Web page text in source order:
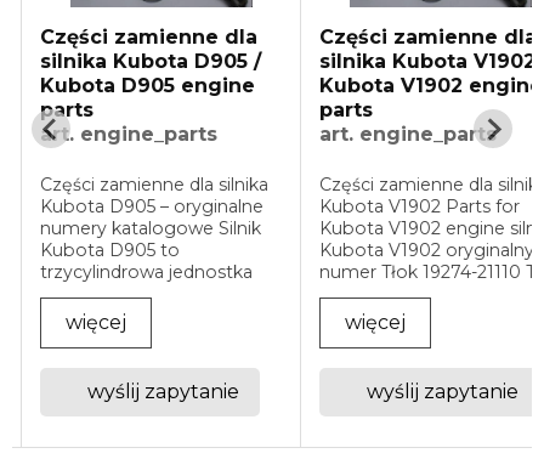
Części zamienne dla
silnika Kubota V1902 /
Kubota V1902 engine
art. engine_parts
Części zamienne dla silnika
Kubota V1902 Parts for
Kubota V1902 engine silnik
Kubota V1902 oryginalny
numer Tłok 19274-21110 Tłok
19439-21110 Tłok 19274-
21910 Tłok 19439-21910
Wieńce tłokowe 15521-
15521-21090 Łuska 15221-
02310 ...
więcej
wyślij zapytanie
Części
silnika Kubota
Kubota V1505
art.
Części zamienne
Kubota V1505 –
oryginalne Silnik
V1505 to jedna z
stosowanych
minikoparkach,
ładowarkach,
prądotwórczych i
Aby zapewnić
niezawodność i
więcej
wyślij